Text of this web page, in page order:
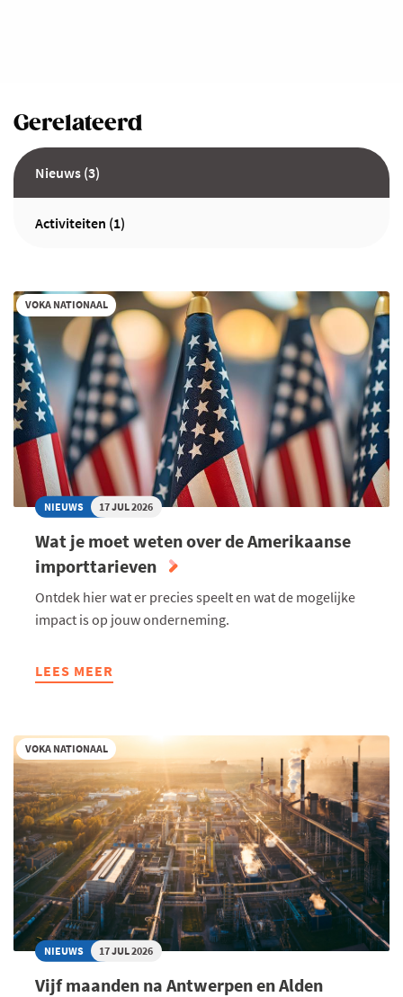
Gerelateerd
Nieuws (3)
Activiteiten (1)
VOKA NATIONAAL
NIEUWS 17 JUL 2026
Wat je moet weten over de Amerikaanse
importtarieven
Ontdek hier wat er precies speelt en wat de mogelijke
impact is op jouw onderneming.
LEES MEER
ABOUT
MOET
WETEN
OVER
DE
AMERIKAANSE
IMPORTTARIEVEN
VOKA NATIONAAL
NIEUWS 17 JUL 2026
Vijf maanden na Antwerpen en Alden